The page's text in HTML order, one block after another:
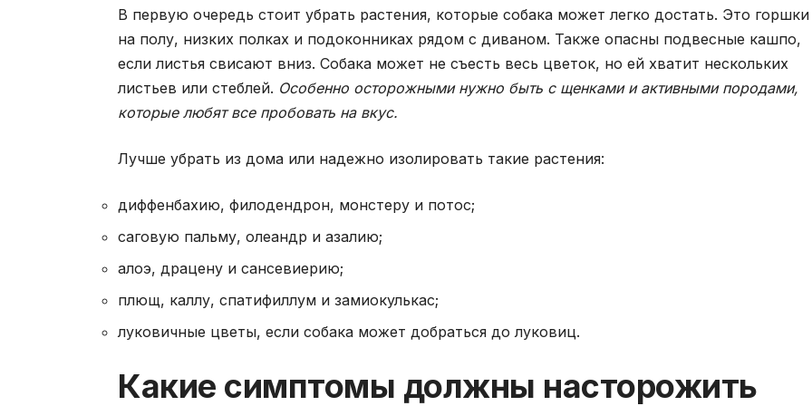
В первую очередь стоит убрать растения, которые собака может легко достать. Это горшки
на полу, низких полках и подоконниках рядом с диваном. Также опасны подвесные кашпо,
если листья свисают вниз. Собака может не съесть весь цветок, но ей хватит нескольких
листьев или стеблей. Особенно осторожными нужно быть с щенками и активными породами,
которые любят все пробовать на вкус.
Лучше убрать из дома или надежно изолировать такие растения:
диффенбахию, филодендрон, монстеру и потос;
саговую пальму, олеандр и азалию;
алоэ, драцену и сансевиерию;
плющ, каллу, спатифиллум и замиокулькас;
луковичные цветы, если собака может добраться до луковиц.
Какие симптомы должны насторожить